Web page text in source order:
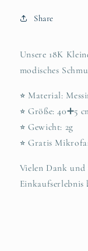
Share
Unsere 18K
modisches
⭐︎ Material:
⭐︎ Größe: 40➕5
⭐︎ Gewicht: 2g
⭐︎ Gratis
Vielen Dank und
Einkaufserlebnis